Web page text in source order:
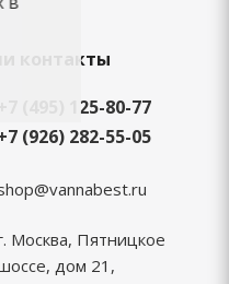
контакты
+7 (495) 125-80-77
(926) 282-55-05
Москва, Пятницкое
дом 21,